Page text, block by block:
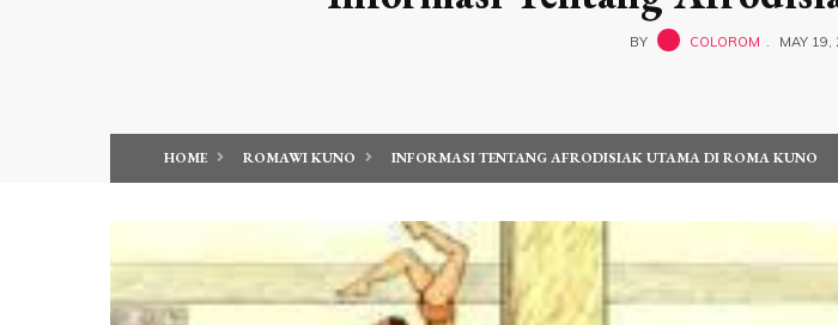
BY COLOROM MAY 19,
HOME ROMAWI KUNO INFORMASI TENTANG AFRODISIAK UTAMA DI ROMA KUNO